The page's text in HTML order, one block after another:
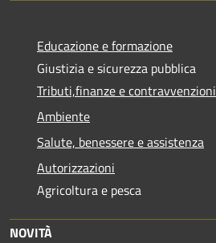
Educazione e formazione
Giustizia e sicurezza pubblica
Tributi,finanze e contravvenzioni
Ambiente
Salute, benessere e assistenza
Autorizzazioni
Agricoltura e pesca
NOVITÀ